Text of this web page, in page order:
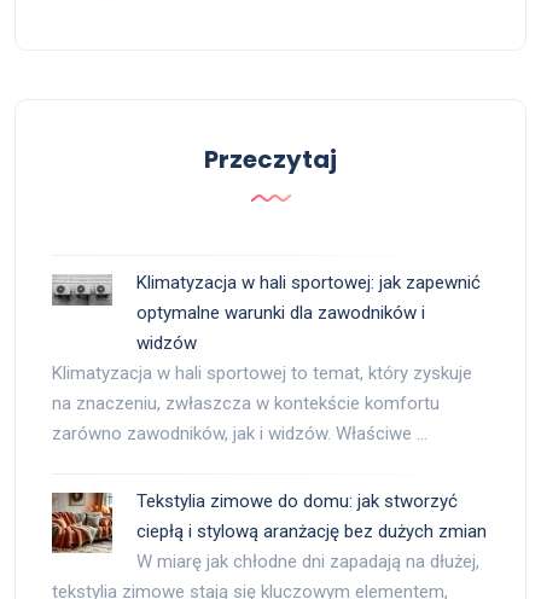
Przeczytaj
Klimatyzacja w hali sportowej: jak zapewnić
optymalne warunki dla zawodników i
widzów
Klimatyzacja w hali sportowej to temat, który zyskuje
na znaczeniu, zwłaszcza w kontekście komfortu
zarówno zawodników, jak i widzów. Właściwe …
Tekstylia zimowe do domu: jak stworzyć
ciepłą i stylową aranżację bez dużych zmian
W miarę jak chłodne dni zapadają na dłużej,
tekstylia zimowe stają się kluczowym elementem,